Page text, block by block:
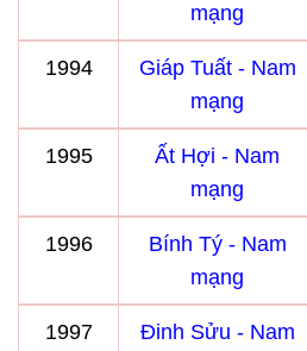
mạng
1994
Giáp Tuất - Nam
mạng
1995
Ất Hợi - Nam
mạng
1996
Bính Tý - Nam
mạng
1997
Đinh Sửu - Nam